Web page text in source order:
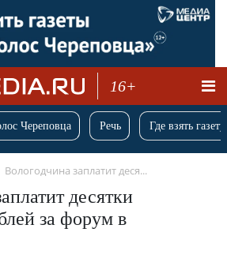
16+
Череповца Речь Где взять
Вологодчина заплатит деся...
десятки
за форум в